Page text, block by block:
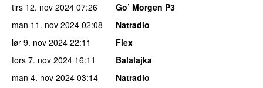
tirs 12. nov 2024 07:26
Go’ Morgen P3
man 11. nov 2024 02:08
Natradio
lør 9. nov 2024 22:11
Flex
tors 7. nov 2024 16:11
Balalajka
man 4. nov 2024 03:14
Natradio